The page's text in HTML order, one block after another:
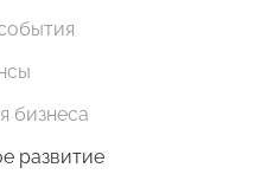
бизнеса
развитие